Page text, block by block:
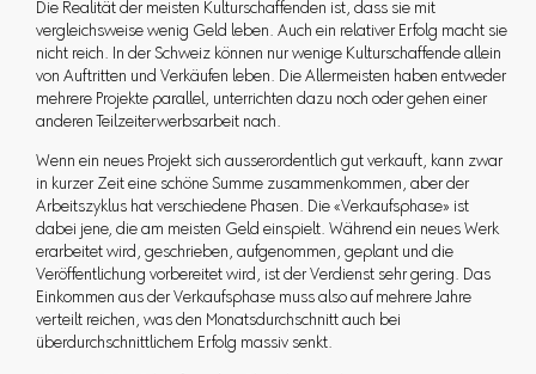
Die Realität der meisten Kulturschaffenden ist, dass sie mit
vergleichsweise wenig Geld leben. Auch ein relativer Erfolg macht sie
nicht reich. In der Schweiz können nur wenige Kulturschaffende allein
von Auftritten und Verkäufen leben. Die Allermeisten haben entweder
mehrere Projekte parallel, unterrichten dazu noch oder gehen einer
anderen Teilzeiterwerbsarbeit nach.
Wenn ein neues Projekt sich ausserordentlich gut verkauft, kann zwar
in kurzer Zeit eine schöne Summe zusammenkommen, aber der
Arbeitszyklus hat verschiedene Phasen. Die «Verkaufsphase» ist
dabei jene, die am meisten Geld einspielt. Während ein neues Werk
erarbeitet wird, geschrieben, aufgenommen, geplant und die
Veröffentlichung vorbereitet wird, ist der Verdienst sehr gering. Das
Einkommen aus der Verkaufsphase muss also auf mehrere Jahre
verteilt reichen, was den Monatsdurchschnitt auch bei
überdurchschnittlichem Erfolg massiv senkt.